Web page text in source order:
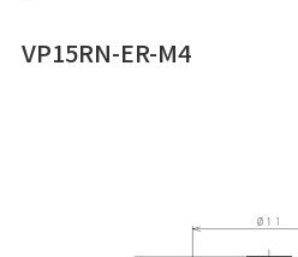
VP15RN-ER-M4